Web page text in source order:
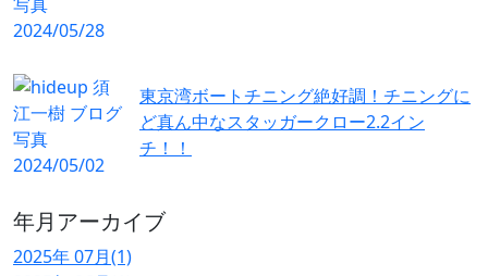
東京湾ボートチニング絶好調！チニングに
ど真ん中なスタッガークロー2.2イン
チ！！
年月アーカイブ
2025年 07月(1)